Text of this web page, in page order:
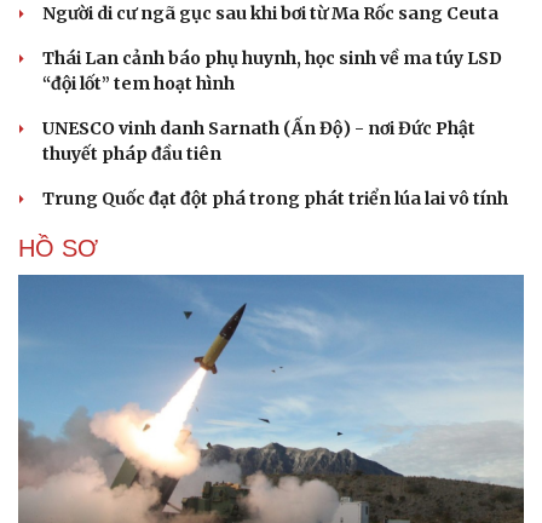
Người di cư ngã gục sau khi bơi từ Ma Rốc sang Ceuta
Thái Lan cảnh báo phụ huynh, học sinh về ma túy LSD
“đội lốt” tem hoạt hình
UNESCO vinh danh Sarnath (Ấn Độ) - nơi Đức Phật
thuyết pháp đầu tiên
Trung Quốc đạt đột phá trong phát triển lúa lai vô tính
HỒ SƠ